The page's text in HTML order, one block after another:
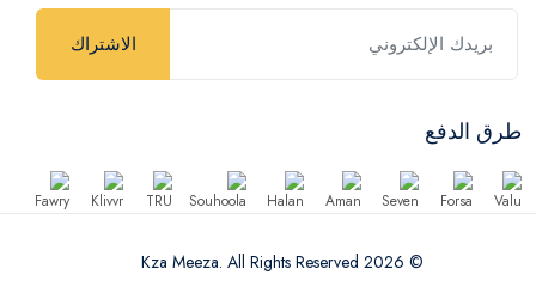
الاشتراك
طرق الدفع
© 2026 Kza Meeza. All Rights Reserved